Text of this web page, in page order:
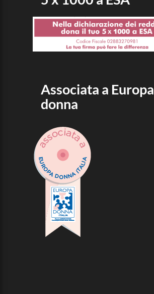
Associata a Europa
donna